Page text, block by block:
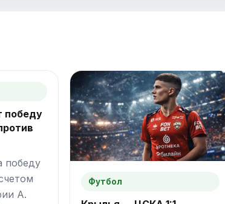
победу
победу
А.
Футбол